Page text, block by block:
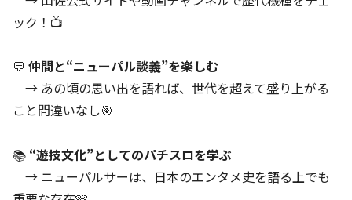
ック！📺
💬 仲間と“ニューパル談義”を楽しむ
→ あの頃の思い出を語れば、世代を超えて盛り上がる
こと間違いなし🎯
📚 “遊技文化”としてのパチスロを学ぶ
→ ニューパルサーは、日本のエンタメ史を語る上でも